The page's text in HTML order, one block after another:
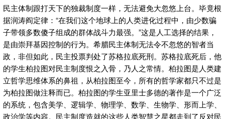
民主体制跟打天下的独裁制度一样，无法避免大忽悠上台。毕竟根
据润涛阎定律：“在我们这个地球上的人类进化过程中，由少数骗
子带领多数傻子组成的群体战斗力最强。”这是人工选择的结果，
是由崇拜基因控制的行为。希腊民主体制无法令不忽悠的智者当
政，非但如此，民主投票判处了苏格拉底死刑。苏格拉底死后，他
的学生柏拉图对民主制度恨之入骨，乃人之常情。柏拉图是人类建
立哲学思维体系的鼻祖，从柏拉图至今，所有的哲学家都只不过是
为柏拉图做注释而已。柏拉图的学生亚里士多德的著作是一个广泛
的系统，包含美学、逻辑学、物理学、数学、生物学、形而上学、
政治学等内容。民主制度造就的这些人类智慧之星都走到了反对民